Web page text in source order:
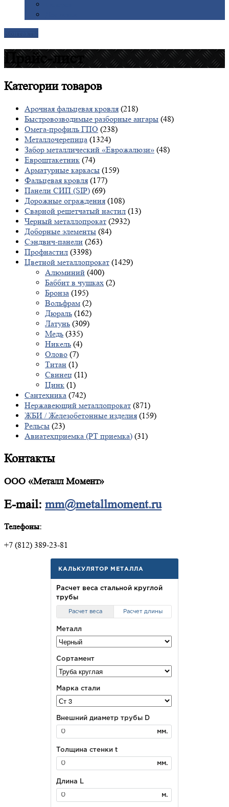
Прайс-лист
Категориитоваров
Арочная фальцевая кровля (218)
Быстровозводимые разборные ангары (48)
Омега-профиль ГПО (238)
Металлочерепица (1324)
Забор металлический «Еврожалюзи» (48)
Евроштакетник (74)
Арматурные каркасы (159)
Фальцевая кровля (177)
Панели СИП (SIP) (69)
Дорожные ограждения (108)
Сварной решетчатый настил (13)
Черный металлопрокат (2932)
Доборные элементы (84)
Сэндвич-панели (263)
Профнастил (3398)
Цветной металлопрокат (1429)
Алюминий (400)
Баббит в чушках (2)
Бронза (195)
Вольфрам (2)
Дюраль (162)
Латунь (309)
Медь (335)
Никель (4)
Олово (7)
Титан (1)
Свинец (11)
Цинк (1)
Сантехника (742)
Нержавеющий металлопрокат (871)
ЖБИ / Железобетонные изделия (159)
Рельсы (23)
Авиатехприемка (РТ приемка) (31)
Контакты
ООО «Металл Момент»
E-mail: mm@metallmoment.ru
Телефоны:
+7 (812) 389-23-81